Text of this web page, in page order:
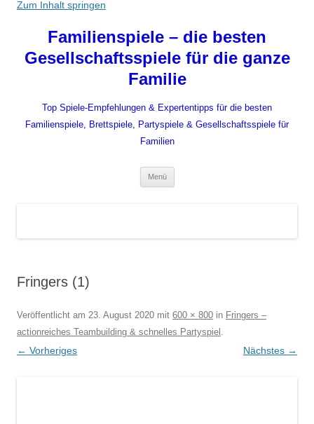
Zum Inhalt springen
Familienspiele – die besten
Gesellschaftsspiele für die ganze
Familie
Top Spiele-Empfehlungen & Expertentipps für die besten
Familienspiele, Brettspiele, Partyspiele & Gesellschaftsspiele für
Familien
Menü
Fringers (1)
Veröffentlicht am 23. August 2020 mit 600 × 800 in Fringers –
actionreiches Teambuilding & schnelles Partyspiel .
← Vorheriges Nächstes →